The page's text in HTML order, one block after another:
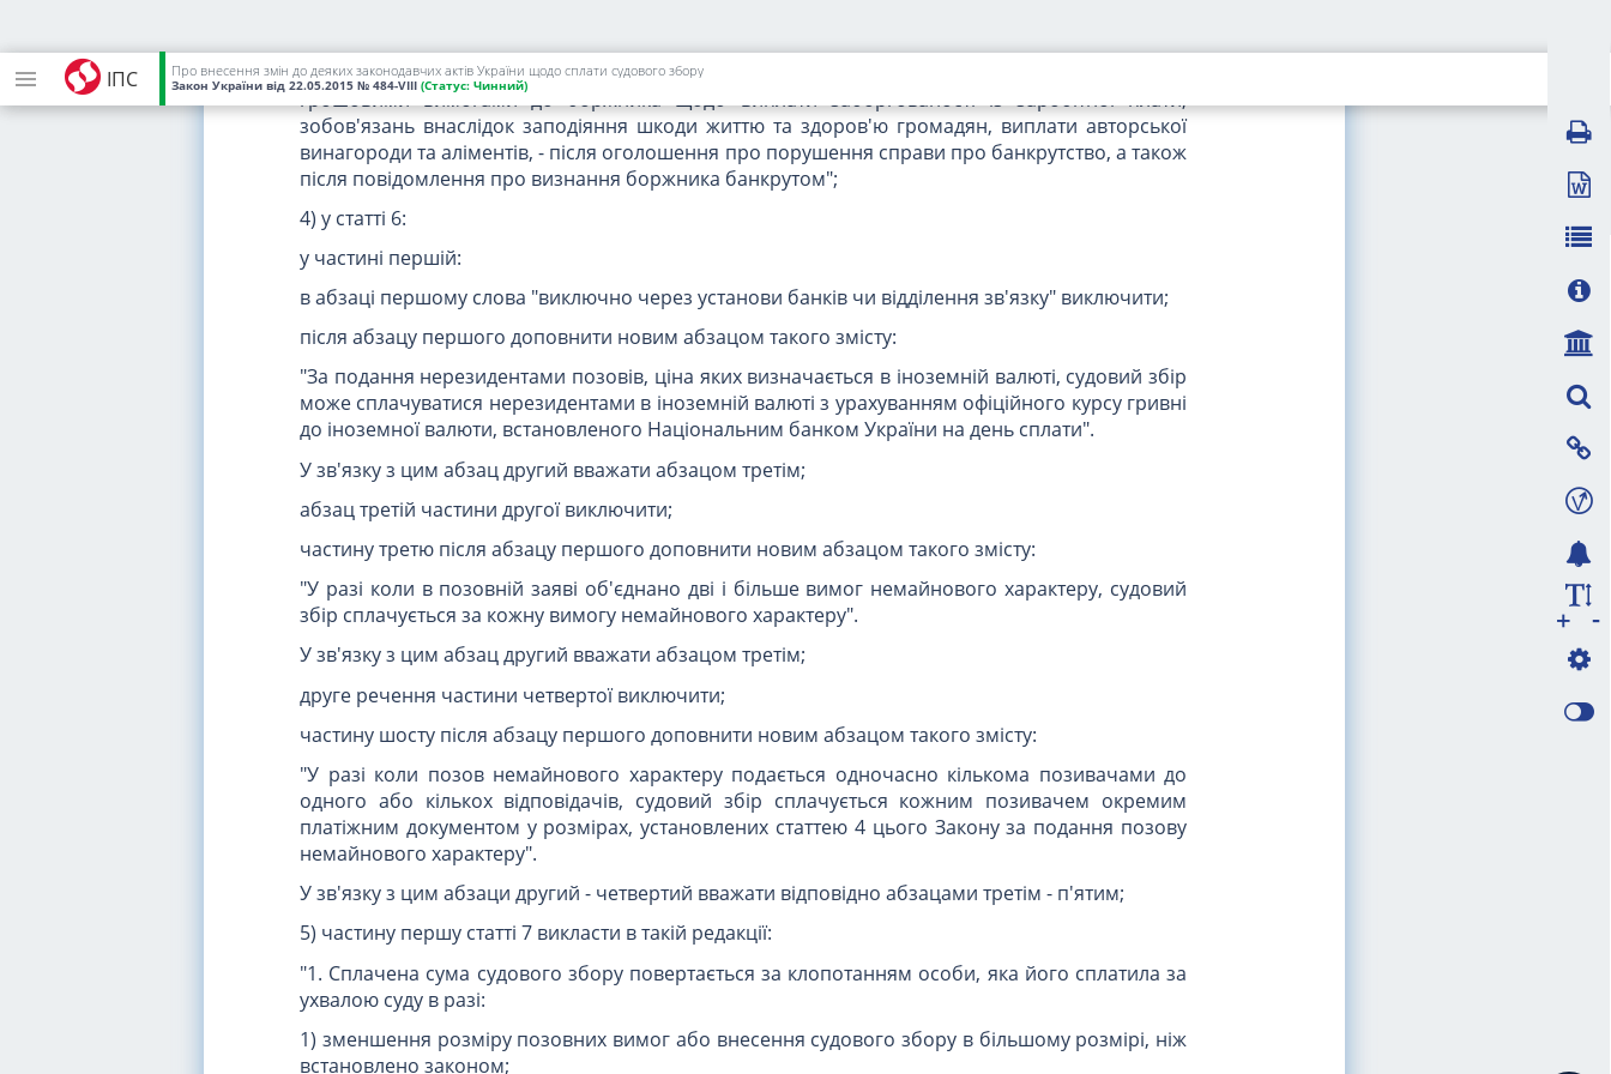
ІПС Про внесення змін до деяких законодавчих актів України щодо сплати судового збору
Закон України від 22.05.2015 № 484-VIII (Статус: Чинний)
15) фізичні особи (крім суб'єктів підприємницької діяльності) - кредитори, які звертаються з
грошовими вимогами до боржника щодо виплати заборгованості із заробітної плати,
зобов'язань внаслідок заподіяння шкоди життю та здоров'ю громадян, виплати авторської
винагороди та аліментів, - після оголошення про порушення справи про банкрутство, а також
після повідомлення про визнання боржника банкрутом";
4) у статті 6:
у частині першій:
в абзаці першому слова "виключно через установи банків чи відділення зв'язку" виключити;
після абзацу першого доповнити новим абзацом такого змісту:
"За подання нерезидентами позовів, ціна яких визначається в іноземній валюті, судовий збір
може сплачуватися нерезидентами в іноземній валюті з урахуванням офіційного курсу гривні
до іноземної валюти, встановленого Національним банком України на день сплати".
У зв'язку з цим абзац другий вважати абзацом третім;
абзац третій частини другої виключити;
частину третю після абзацу першого доповнити новим абзацом такого змісту:
"У разі коли в позовній заяві об'єднано дві і більше вимог немайнового характеру, судовий
збір сплачується за кожну вимогу немайнового характеру".
У зв'язку з цим абзац другий вважати абзацом третім;
друге речення частини четвертої виключити;
частину шосту після абзацу першого доповнити новим абзацом такого змісту:
"У разі коли позов немайнового характеру подається одночасно кількома позивачами до
одного або кількох відповідачів, судовий збір сплачується кожним позивачем окремим
платіжним документом у розмірах, установлених статтею 4 цього Закону за подання позову
немайнового характеру".
У зв'язку з цим абзаци другий - четвертий вважати відповідно абзацами третім - п'ятим;
5) частину першу статті 7 викласти в такій редакції:
"1. Сплачена сума судового збору повертається за клопотанням особи, яка його сплатила за
ухвалою суду в разі:
1) зменшення розміру позовних вимог або внесення судового збору в більшому розмірі, ніж
встановлено законом;
-
+